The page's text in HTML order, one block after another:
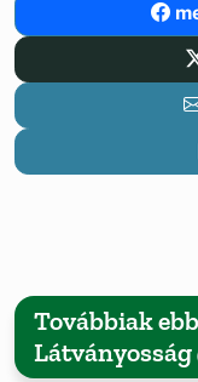
Továbbiak
Látványosság